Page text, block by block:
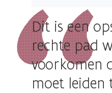
houden
Dit is een
rechte pad
voorkomen
moet leiden